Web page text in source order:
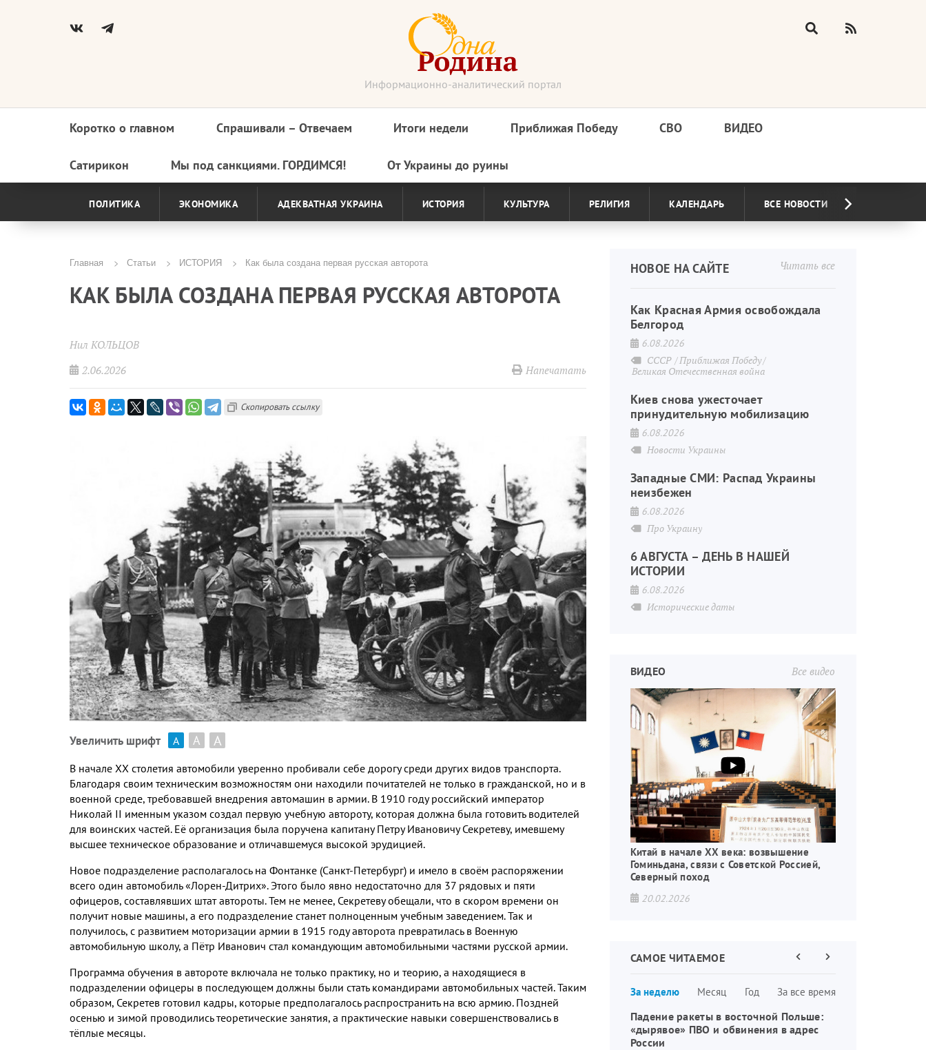
Информационно-аналитический портал
Основная
навигация
Коротко о главном Спрашивали – Отвечаем Итоги недели Приближая Победу СВО ВИДЕО
Сатирикон Мы под санкциями. ГОРДИМСЯ! От Украины до руины
ПОЛИТИКА ЭКОНОМИКА АДЕКВАТНАЯ УКРАИНА ИСТОРИЯ КУЛЬТУРА РЕЛИГИЯ КАЛЕНДАРЬ ВСЕ НОВОСТИ
Строка
навигации
Главная Статьи ИСТОРИЯ Как была создана первая русская авторота
КАК БЫЛА СОЗДАНА ПЕРВАЯ РУССКАЯ АВТОРОТА
Нил КОЛЬЦОВ
2.06.2026
Напечатать
Скопировать ссылку
Увеличить шрифт А А А
В начале XX столетия автомобили уверенно пробивали себе дорогу среди других видов транспорта.
Благодаря своим техническим возможностям они находили почитателей не только в гражданской, но и в
военной среде, требовавшей внедрения автомашин в армии. В 1910 году российский император
Николай II именным указом создал первую учебную автороту, которая должна была готовить водителей
для воинских частей. Её организация была поручена капитану Петру Ивановичу Секретеву, имевшему
высшее техническое образование и отличавшемуся высокой эрудицией.
Новое подразделение располагалось на Фонтанке (Санкт-Петербург) и имело в своём распоряжении
всего один автомобиль «Лорен-Дитрих».Этого было явно недостаточно для 37 рядовых и пяти
офицеров, составлявших штат автороты.Тем не менее, Секретеву обещали, что в скором времени он
получит новые машины, а его подразделение станет полноценным учебным заведением.Так и
получилось, с развитием моторизации армии в 1915 году авторота превратилась в Военную
автомобильную школу, а Пётр Иванович стал командующим автомобильными частями русской армии.
Программа обучения в автороте включала не только практику, но и теорию, а находящиеся в
подразделении офицеры в последующем должны были стать командирами автомобильных частей.Таким
образом, Секретев готовил кадры, которые предполагалось распространить на всю армию. Поздней
осенью и зимой проводились теоретические занятия, а практические навыки совершенствовались в
тёплые месяцы.
Читать все
НОВОЕ НА САЙТЕ
Как Красная Армия освобождала
Белгород
6.08.2026
СССР Приближая Победу
Великая Отечественная война
Киев снова ужесточает
принудительную мобилизацию
6.08.2026
Новости Украины
Западные СМИ: Распад Украины
неизбежен
6.08.2026
Про Украину
6 АВГУСТА – ДЕНЬ В НАШЕЙ
ИСТОРИИ
6.08.2026
Исторические даты
Все видео
ВИДЕО
Китай в начале XX века: возвышение
Гоминьдана, связи с Советской Россией,
Северный поход
20.02.2026
САМОЕ ЧИТАЕМОЕ
За неделю Месяц Год За все время
страниц
ПредыдущаяСледующая
Падение ракеты в восточной Польше:
«дырявое» ПВО и обвинения в адрес
России